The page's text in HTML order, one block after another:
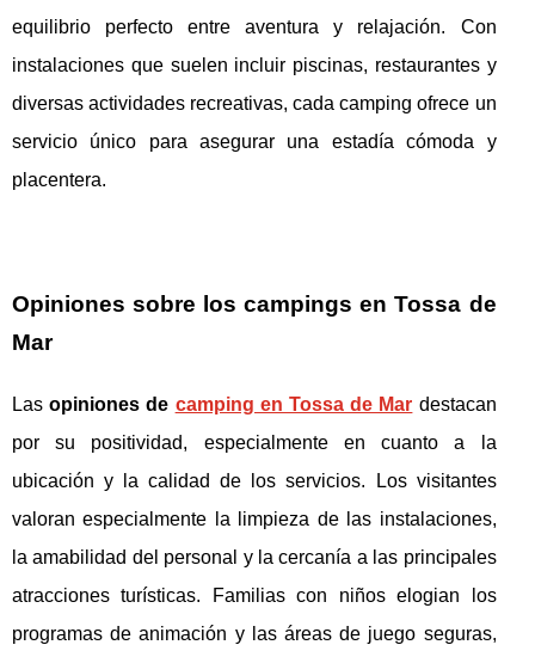
equilibrio perfecto entre aventura y relajación. Con
instalaciones que suelen incluir piscinas, restaurantes y
diversas actividades recreativas, cada camping ofrece un
servicio único para asegurar una estadía cómoda y
placentera.
Opiniones sobre los campings en Tossa de
Mar
Lasopiniones de camping en Tossa de Mar destacan
por su positividad, especialmente en cuanto a la
ubicación y la calidad de los servicios. Los visitantes
valoran especialmente la limpieza de las instalaciones,
la amabilidad del personal y la cercanía a las principales
atracciones turísticas. Familias con niños elogian los
programas de animación y las áreas de juego seguras,